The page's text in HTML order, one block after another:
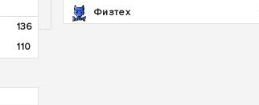
136
110
Физтех